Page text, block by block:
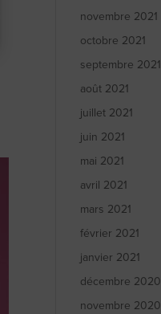
novembre 2021
octobre 2021
septembre 2021
août 2021
juillet 2021
juin 2021
mai 2021
avril 2021
mars 2021
février 2021
janvier 2021
décembre 2020
novembre 2020